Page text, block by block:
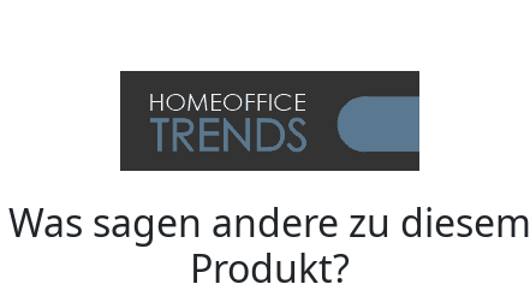
Was sagen andere zu diesem
Produkt?